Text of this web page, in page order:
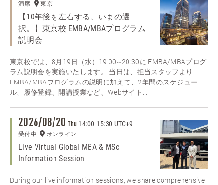
満席 東京
【10年後を左右する、いまの選
択。】東京校 EMBA/MBAプログラム
説明会
東京校では、8月19日（水）19:00~20:30に EMBA/MBAプログ
ラム説明会を実施いたします。 当日は、担当スタッフより
EMBA/MBAプログラムの説明に加えて、2年間のスケジュー
ル、履修登録、開講授業など、Webサイト...
2026/08/20 Thu 14:00-15:30 UTC+9
受付中 オンライン
Live Virtual Global MBA & MSc
Information Session
During our live information sessions, we share comprehensive